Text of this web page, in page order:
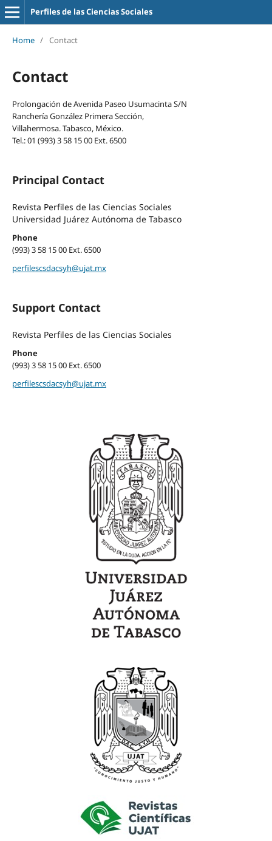
Perfiles de las Ciencias Sociales
Home / Contact
Contact
Prolongación de Avenida Paseo Usumacinta S/N
Ranchería González Primera Sección,
Villahermosa. Tabasco, México.
Tel.: 01 (993) 3 58 15 00 Ext. 6500
Principal Contact
Revista Perfiles de las Ciencias Sociales
Universidad Juárez Autónoma de Tabasco
Phone
(993) 3 58 15 00 Ext. 6500
perfilescsdacsyh@ujat.mx
Support Contact
Revista Perfiles de las Ciencias Sociales
Phone
(993) 3 58 15 00 Ext. 6500
perfilescsdacsyh@ujat.mx